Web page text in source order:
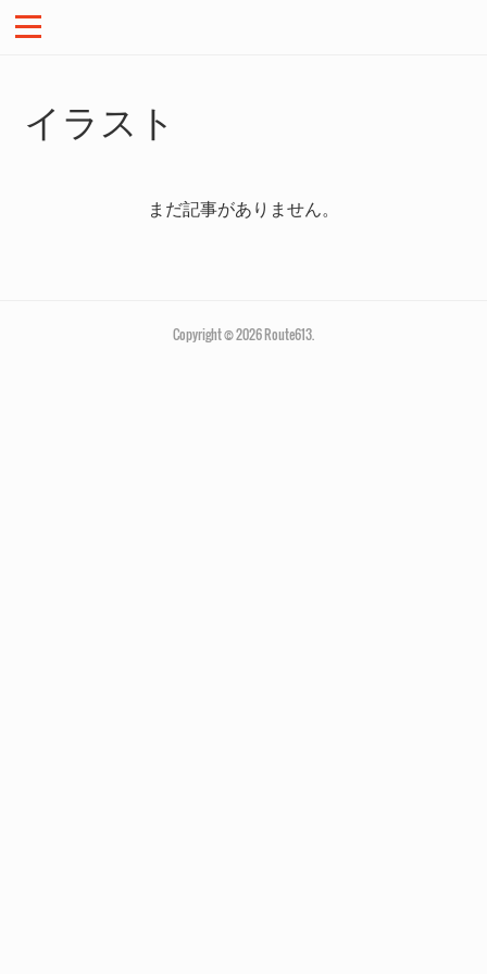
イラスト
まだ記事がありません。
Copyright ©2026Route613.